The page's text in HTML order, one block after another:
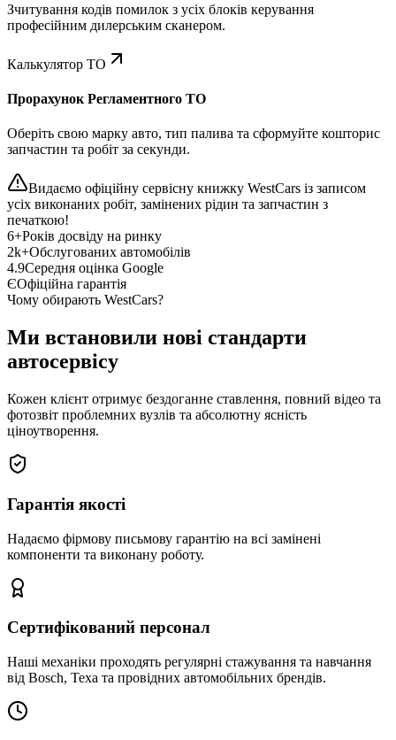
Зчитування кодів помилок з усіх блоків керування
професійним дилерським сканером.
Калькулятор ТО
Прорахунок Регламентного ТО
Оберіть свою марку авто, тип палива та сформуйте кошторис
запчастин та робіт за секунди.
Видаємо офіційну сервісну книжку WestCars із записом
усіх виконаних робіт, замінених рідин та запчастин з
печаткою!
6+Років досвіду на ринку
2k+Обслугованих автомобілів
4.9Середня оцінка Google
ЄОфіційна гарантія
Чому обирають WestCars?
Ми встановили нові стандарти
автосервісу
Кожен клієнт отримує бездоганне ставлення, повний відео та
фотозвіт проблемних вузлів та абсолютну ясність
ціноутворення.
Гарантія якості
Надаємо фірмову письмову гарантію на всі замінені
компоненти та виконану роботу.
Сертифікований персонал
Наші механіки проходять регулярні стажування та навчання
від Bosch, Texa та провідних автомобільних брендів.